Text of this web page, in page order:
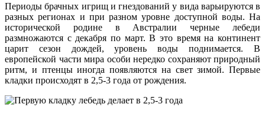
Периоды брачных игрищ и гнездований у вида варьируются в
разных регионах и при разном уровне доступной воды. На
исторической родине в Австралии черные лебеди
размножаются с декабря по март. В это время на континент
царит сезон дождей, уровень воды поднимается. В
европейской части мира особи нередко сохраняют природный
ритм, и птенцы иногда появляются на свет зимой. Первые
кладки происходят в 2,5-3 года от рождения.